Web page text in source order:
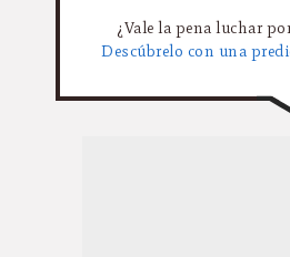
¿Vale la pena luchar
Descúbrelo con una